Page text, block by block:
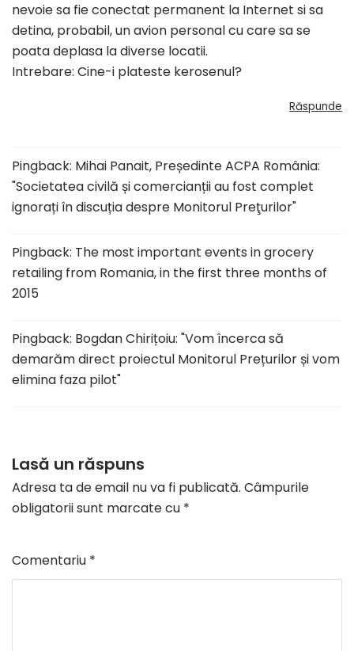
nevoie sa fie conectat permanent la Internet si sa
detina, probabil, un avion personal cu care sa se
poata deplasa la diverse locatii.
Intrebare: Cine-i plateste kerosenul?
Răspunde
Pingback: Mihai Panait, Președinte ACPA România:
"Societatea civilă și comercianții au fost complet
ignorați în discuția despre Monitorul Preţurilor"
Pingback: The most important events in grocery
retailing from Romania, in the first three months of
2015
Pingback: Bogdan Chirițoiu: "Vom încerca să
demarăm direct proiectul Monitorul Prețurilor și vom
elimina faza pilot"
Lasă un răspuns
Adresa ta de email nu va fi publicată. Câmpurile
obligatorii sunt marcate cu *
Comentariu *